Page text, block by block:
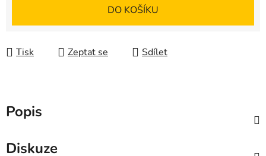
DO KOŠÍKU
Tisk Zeptat se Sdílet
Popis
Diskuze